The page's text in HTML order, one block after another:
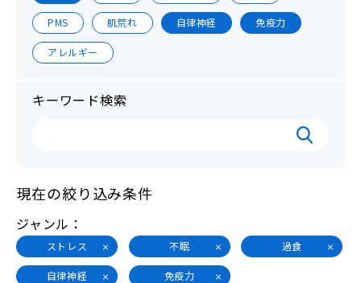
PMS 肌荒れ 自律神経 免疫力
アレルギー
キーワード検索
現在の絞り込み条件
ジャンル
ストレス 不眠 過食
自律神経 免疫力